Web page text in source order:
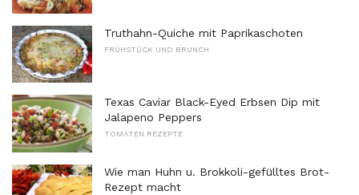
Truthahn-Quiche mit Paprikaschoten
FRÜHSTÜCK UND BRUNCH
Texas Caviar Black-Eyed Erbsen Dip mit
Jalapeno Peppers
TOMATEN REZEPTE
Wie man Huhn u. Brokkoli-gefülltes Brot-
Rezept macht